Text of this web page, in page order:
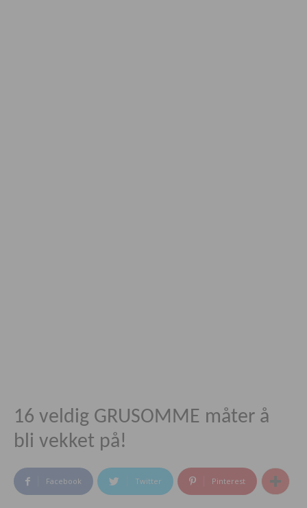
16 veldig GRUSOMME måter å
bli vekket på!
Facebook Twitter Pinterest